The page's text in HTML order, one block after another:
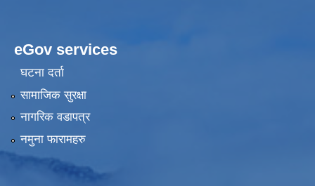
eGov services
घटना दर्ता
सामाजिक सुरक्षा
नागरिक वडापत्र
नमुना फारामहरु